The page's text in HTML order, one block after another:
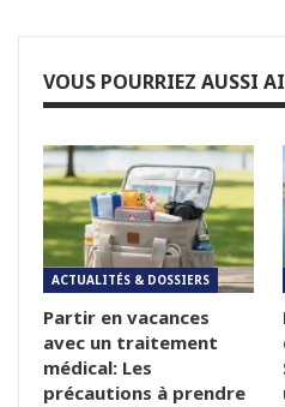
VOUS POURRIEZ AUSSI
ACTUALITÉS & DOSSIERS
Partir en vacances
avec un traitement
médical: Les
précautions à prendre